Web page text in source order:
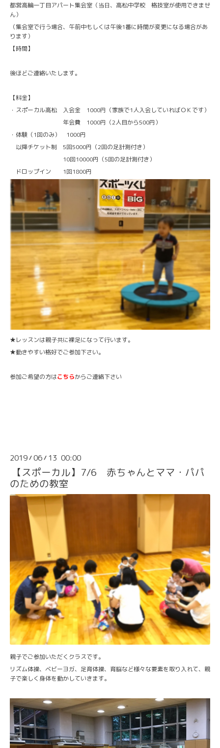
都営高輪一丁目アパート集会室（当日、高松中学校 格技室が使用できませ
ん）
（集会室で行う場合、午前中もしくは午後1番に時間が変更になる場合があ
ります）
【時間】
後ほどご連絡いたします。
【料金】
・スポーカル高松 入会金 1000円（家族で1人入会していればＯＫです）
年会費 1000円（2人目から500円）
・体験（1回のみ） 1000円
以降チケット制 5回5000円（2回の足計測付き）
10回10000円（5回の足計測付き）
ドロップイン 1回1800円
★レッスンは親子共に裸足になって行います。
★動きやすい格好でご参加下さい。
参加ご希望の方はこちらからご連絡下さい
2019/06/ 13 00:00
【スポーカル】7/6 赤ちゃんとママ・パパ
のための教室
親子でご参加いただくクラスです。
リズム体操、ベビーヨガ、足育体操、育脳など様々な要素を取り入れて、親
子で楽しく身体を動かしていきます。